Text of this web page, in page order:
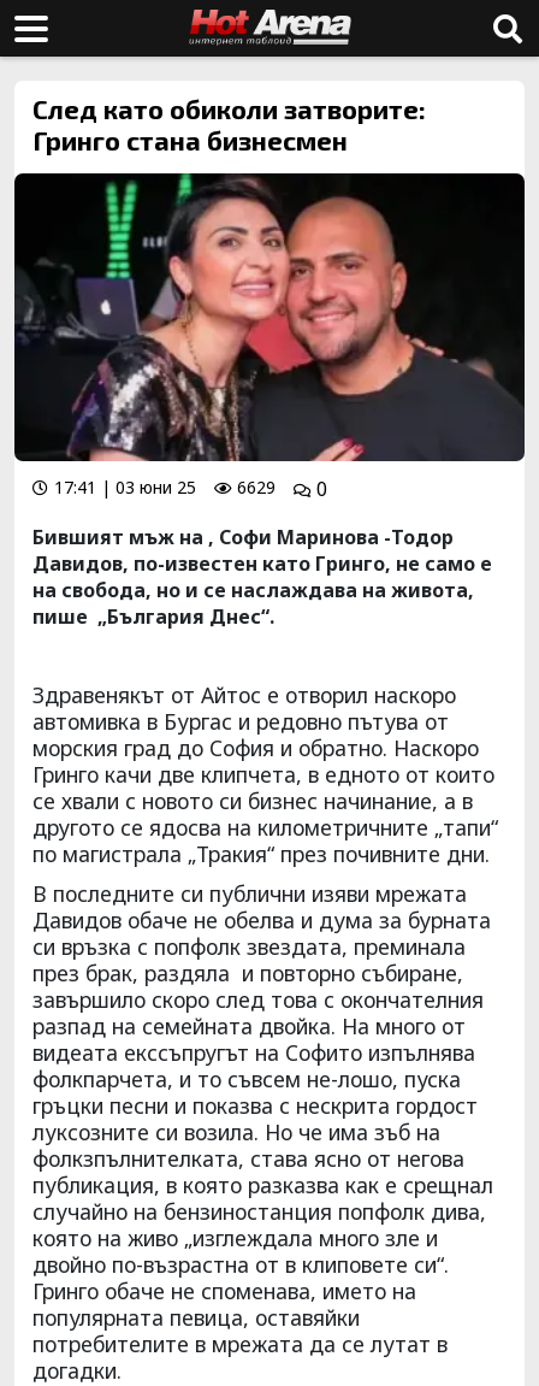
След като обиколи затворите:
Гринго стана бизнесмен
17:41 | 03 юни 25 6629
0
Бившият мъж на , Софи Маринова -Тодор
Давидов, по-известен като Гринго, не само е
на свобода, но и се наслаждава на живота,
пише „България Днес“.
Здравенякът от Айтос е отворил наскоро
автомивка в Бургас и редовно пътува от
морския град до София и обратно. Наскоро
Гринго качи две клипчета, в едното от които
се хвали с новото си бизнес начинание, а в
другото се ядосва на километричните „тапи“
по магистрала „Тракия“ през почивните дни.
В последните си публични изяви мрежата
Давидов обаче не обелва и дума за бурната
си връзка с попфолк звездата, преминала
през брак, раздяла и повторно събиране,
завършило скоро след това с окончателния
разпад на семейната двойка. На много от
видеата екссъпругът на Софито изпълнява
фолкпарчета, и то съвсем не-лошо, пуска
гръцки песни и показва с нескрита гордост
луксозните си возила. Но че има зъб на
фолкзпълнителката, става ясно от негова
публикация, в която разказва как е срещнал
случайно на бензиностанция попфолк дива,
която на живо „изглеждала много зле и
двойно по-възрастна от в клиповете си“.
Гринго обаче не споменава, името на
популярната певица, оставяйки
потребителите в мрежата да се лутат в
догадки.